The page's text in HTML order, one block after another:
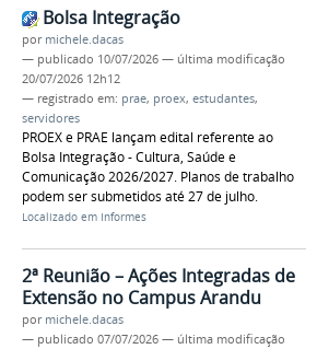
Bolsa Integração
por michele.dacas
— publicado 10/07/2026 — última modificação
20/07/2026 12h12
— registrado em: prae, proex, estudantes,
servidores
PROEX e PRAE lançam edital referente ao
Bolsa Integração - Cultura, Saúde e
Comunicação 2026/2027. Planos de trabalho
podem ser submetidos até 27 de julho.
Localizado em Informes
2ª Reunião – Ações Integradas de
Extensão no Campus Arandu
por michele.dacas
— publicado 07/07/2026 — última modificação